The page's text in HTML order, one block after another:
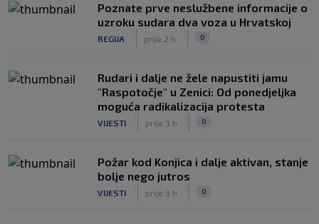
Poznate prve neslužbene informacije o
uzroku sudara dva voza u Hrvatskoj
REGIJA prije 2 h 0
Rudari i dalje ne žele napustiti jamu
"Raspotočje" u Zenici: Od ponedjeljka
moguća radikalizacija protesta
VIJESTI prije 3 h 0
Požar kod Konjica i dalje aktivan, stanje
bolje nego jutros
VIJESTI prije 3 h 0